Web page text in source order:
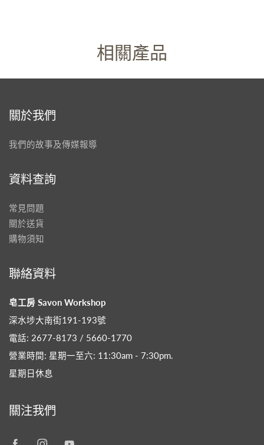
相關產品
關於我們
我們的故事及傳媒報導
資料查詢
常見問題
關於送貨
購物須知
聯絡資料
皂工房 Savon Workshop
深水埗大南街191-193號
電話: 2677-8173 / 5660-1770
營業時間: 星期一至六: 11:30am - 7:30pm​.
星期日休息
關注我們